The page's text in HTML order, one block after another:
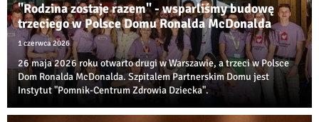
"Rodzina zostaje razem" - wsparliśmy budowę
trzeciego w Polsce Domu Ronalda McDonalda
1 czerwca 2026
26 maja 2026 roku otwarto drugi w Warszawie, a trzeci w Polsce
Dom Ronalda McDonalda. Szpitalem Partnerskim Domu jest
Instytut "Pomnik-Centrum Zdrowia Dziecka".